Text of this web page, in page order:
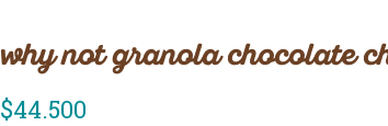
why not granola chocolate
$44.500